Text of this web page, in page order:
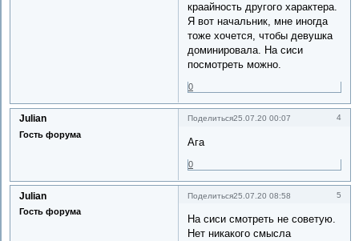
краайность другого характера.
Я вот начальник, мне иногда
тоже хочется, чтобы девушка
доминировала. На сиси
посмотреть можно.
0
Поделиться 4
25.07.20 00:07
Julian
Гость форума
Ага
0
Поделиться 5
25.07.20 08:58
Julian
Гость форума
На сиси смотреть не советую.
Нет никакого смысла